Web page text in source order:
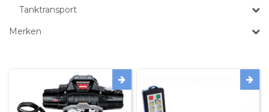
Tanktransport
Merken